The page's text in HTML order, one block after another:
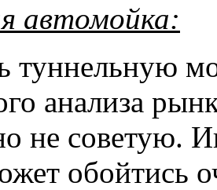
автомойка:
туннельную
анализа
не советую.
обойтись